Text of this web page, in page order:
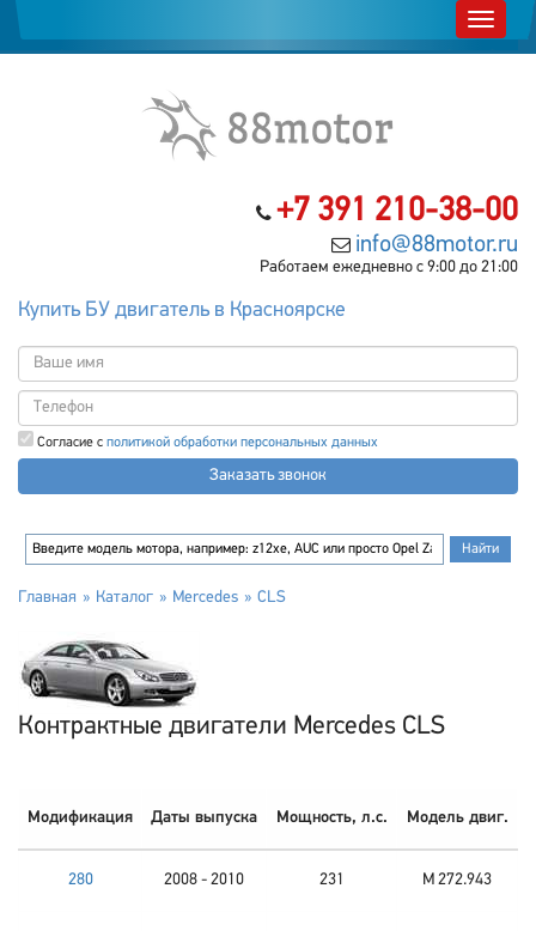
+7 391 210-38-00
info@88motor.ru
Работаем ежедневно с 9:00 до 21:00
Купить БУ двигатель в Красноярске
Согласие с политикой обработки персональных данных
Заказать звонок
Главная Каталог Mercedes CLS
Контрактные двигатели Mercedes CLS
Модификация Даты выпуска Мощность, л.с. Модель двиг.
280 2008 - 2010 231 M 272.943